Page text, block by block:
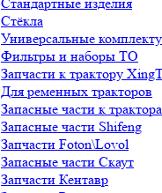
Стёкла
Универсальные
Фильтры и наборы ТО
Запчасти к трактору
Для ременных тракторов
Запасные части к
Запасные части Shifeng
Запчасти Foton\Lovol
Запасные части Скаут
Запчасти Кентавр